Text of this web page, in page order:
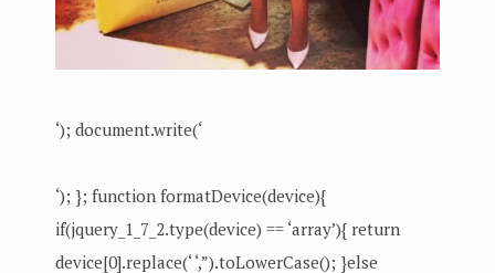
‘); document.write(‘
‘); }; function formatDevice(device){
if(jquery_1_7_2.type(device) == ‘array’){ return
device[0].replace(‘ ‘,”).toLowerCase(); }else